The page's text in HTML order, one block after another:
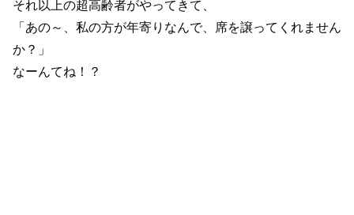
それ以上の超高齢者がやってきて、
「あの～、私の方が年寄りなんで、席を譲ってくれません
か？」
なーんてね！？